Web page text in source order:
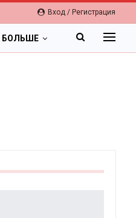
Вход / Регистрация
БОЛЬШЕ